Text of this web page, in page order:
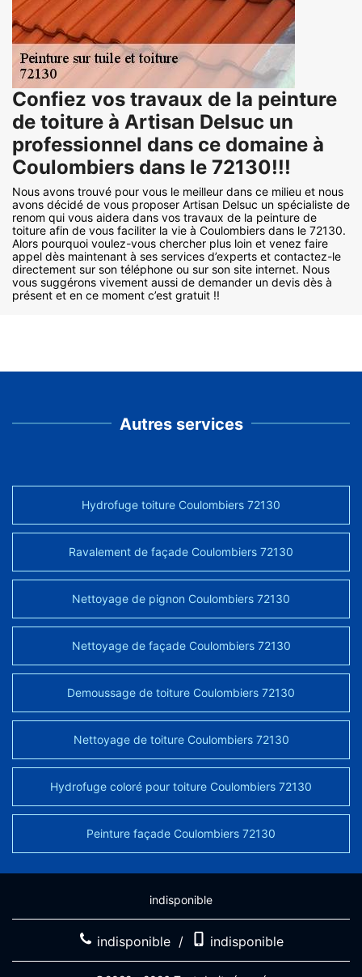
Confiez vos travaux de la peinture
de toiture à Artisan Delsuc un
professionnel dans ce domaine à
Coulombiers dans le 72130!!!
Nous avons trouvé pour vous le meilleur dans ce milieu et nous
avons décidé de vous proposer Artisan Delsuc un spécialiste de
renom qui vous aidera dans vos travaux de la peinture de
toiture afin de vous faciliter la vie à Coulombiers dans le 72130.
Alors pourquoi voulez-vous chercher plus loin et venez faire
appel dès maintenant à ses services d’experts et contactez-le
directement sur son téléphone ou sur son site internet. Nous
vous suggérons vivement aussi de demander un devis dès à
présent et en ce moment c’est gratuit !!
Autres services
Hydrofuge toiture Coulombiers 72130
Ravalement de façade Coulombiers 72130
Nettoyage de pignon Coulombiers 72130
Nettoyage de façade Coulombiers 72130
Demoussage de toiture Coulombiers 72130
Nettoyage de toiture Coulombiers 72130
Hydrofuge coloré pour toiture Coulombiers 72130
Peinture façade Coulombiers 72130
indisponible
indisponible / indisponible